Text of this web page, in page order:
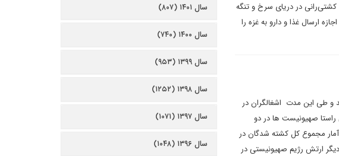
در دریای سرخ و تنگه
ارسال غذا و دارو به غزه را
و طی این مدت اشغالگران در
راستا صهیونیست ها در دو
به شهادت رساندند. با این آمار مجموع کل کشته شدگان در
۲۰۰ تن زخمی شده‌اند. در فقزه دیگر ارتش رژیم صهیونیستی در
سال ۱۴۰۱ (۸۰۷)
سال ۱۴۰۰ (۷۴۰)
سال ۱۳۹۹ (۹۵۳)
سال ۱۳۹۸ (۱۲۵۲)
سال ۱۳۹۷ (۱۰۷۱)
سال ۱۳۹۶ (۱۰۴۸)